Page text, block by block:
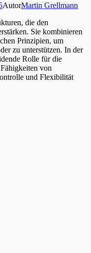
AutorMartin Grellmann
die den
Sie kombinieren
Prinzipien, um
zu unterstützen. In der
Rolle für die
von
und Flexibilität